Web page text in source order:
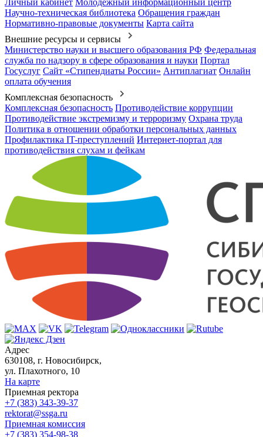
Личный кабинет Молодежный информационный центр
Научно-техническая библиотека Обращения граждан
Нормативно-правовые документы Карта сайта
Внешние ресурсы и сервисы
Министерство науки и высшего образования РФ Федеральная
служба по надзору в сфере образования и науки Портал
Госуслуг Сайт «Стипендиаты России» Антиплагиат Онлайн
оплата обучения
Комплексная безопасность
Комплексная безопасность Противодействие коррупции
Противодействие экстремизму и терроризму Охрана труда
Политика в отношении обработки персональных данных
Профилактика IT-преступлений Интернет-портал для
противодействия слухам и фейкам
Адрес
630108, г. Новосибирск,
ул. Плахотного, 10
На карте
Приемная ректора
+7 (383) 343-39-37
rektorat@ssga.ru
Приемная комиссия
+7 (383) 354-98-38